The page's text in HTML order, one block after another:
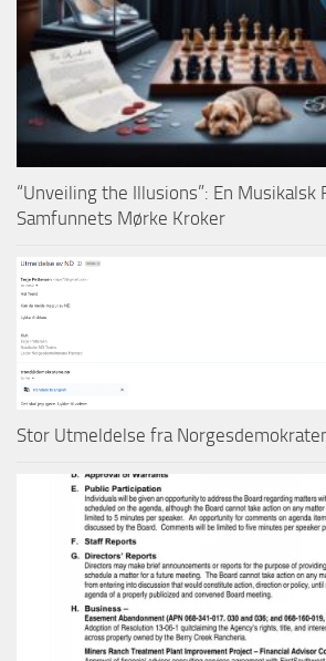
“Unveiling the Illusions”: En Musikalsk
Samfunnets Mørke Kroker
Stor Utmeldelse fra